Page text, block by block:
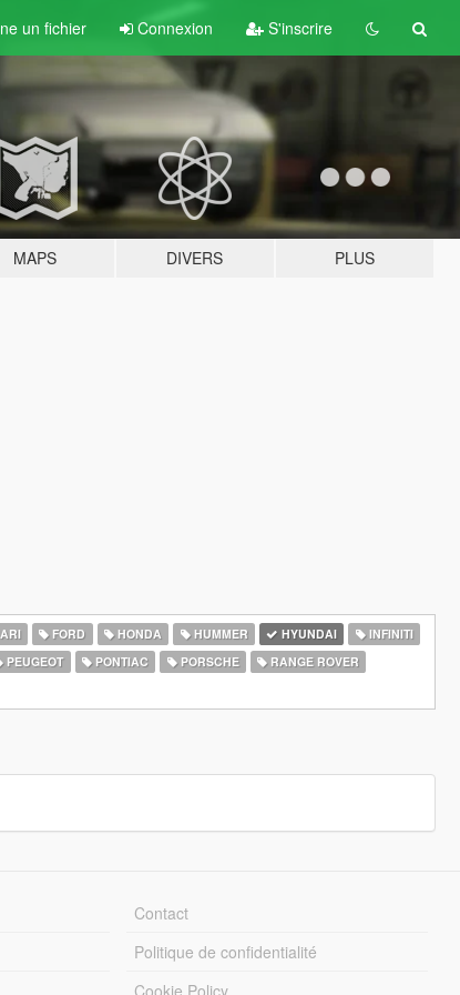
un fichier Connexion S'inscrire
MAPS DIVERS PLUS
FORD HONDA HUMMER HYUNDAI
INFINITI
PEUGEOT PONTIAC PORSCHE
RANGE ROVER
Contact
Politique de confidentialité
Cookie Policy